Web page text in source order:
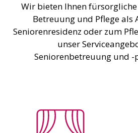
Wir bieten Ihnen
Betreuung und Pflege als
Seniorenresidenz oder zum
unser
Seniorenbetreuung und -